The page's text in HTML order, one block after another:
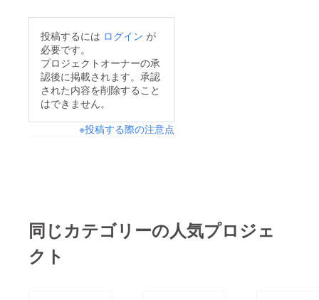
投稿するには ログイン が
必要です。
プロジェクトオーナーの承
認後に掲載されます。承認
された内容を削除すること
はできません。
※投稿する際の注意点
同じカテゴリーの人気プロジェ
クト